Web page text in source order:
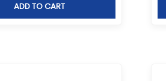
ADD TO CART